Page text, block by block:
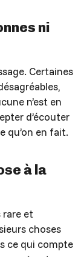
ni
Certaines
n’est en
d’écouter
qu’on en fait.
à la
rare et
choses
ce qui compte